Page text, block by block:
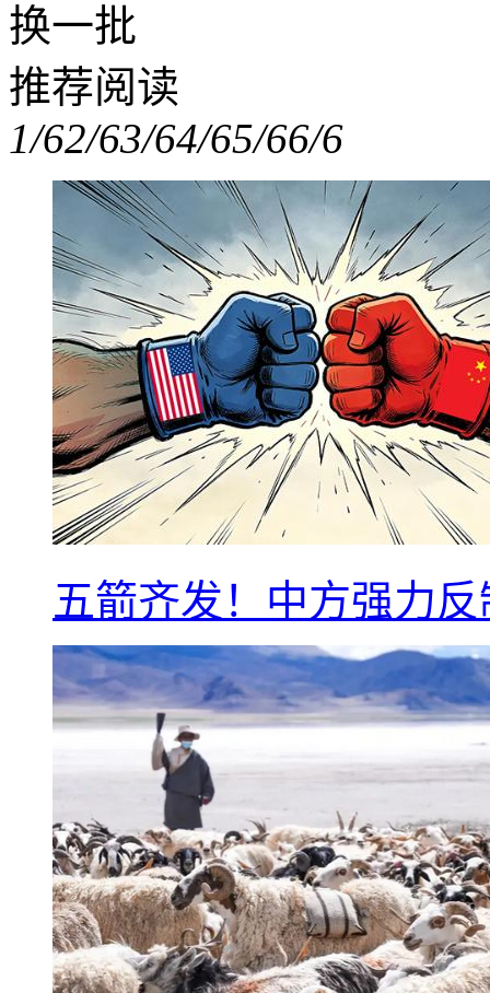
换一批
推荐阅读
1/62/63/64/65/66/6
五箭齐发！中方强力